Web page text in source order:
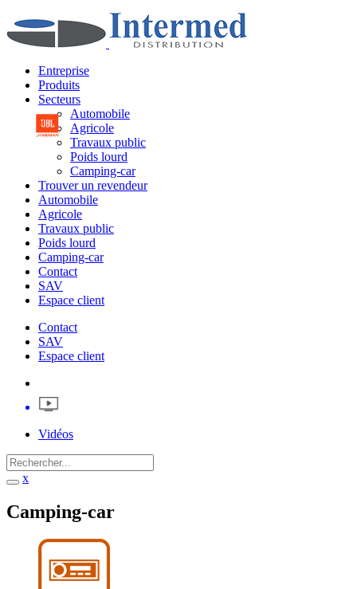
Entreprise
Produits
Secteurs
Automobile
Agricole
Travaux public
Poids lourd
Camping-car
Trouver un revendeur
Automobile
Agricole
Travaux public
Poids lourd
Camping-car
Contact
SAV
Espace client
Contact
SAV
Espace client
Vidéos
x
Camping-car